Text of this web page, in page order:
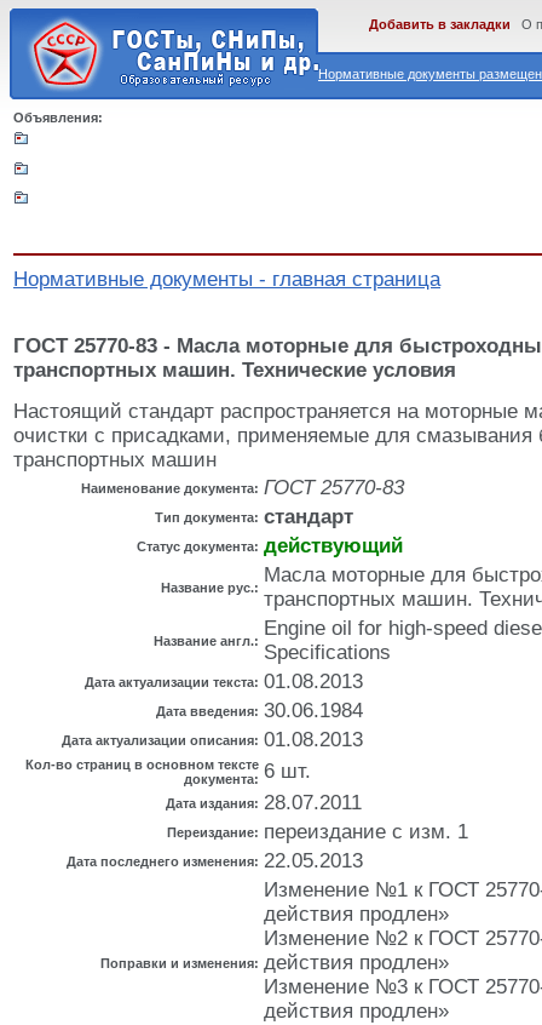
Нормативные документы
Добавить в закладки О
Объявления:
Нормативные документы - главная страница
ГОСТ 25770-83 - Масла моторные для
транспортных машин. Технические условия
Настоящий стандарт распространяется на моторные
очистки с присадками, применяемые для смазывания
транспортных машин
Наименование документа: ГОСТ 25770-83
Тип документа: стандарт
Статус документа: действующий
Название рус.:
Масла моторные для
транспортных машин.
Название англ.:
Engine oil for high-speed
Specifications
Дата актуализации текста: 01.08.2013
Дата введения: 30.06.1984
Дата актуализации описания: 01.08.2013
Кол-во страниц в основном тексте
документа: 6 шт.
Дата издания: 28.07.2011
Переиздание: переиздание с изм. 1
Дата последнего изменения: 22.05.2013
Поправки и изменения:
Изменение №1 к ГОСТ
действия продлен»
Изменение №2 к ГОСТ
действия продлен»
Изменение №3 к ГОСТ
действия продлен»